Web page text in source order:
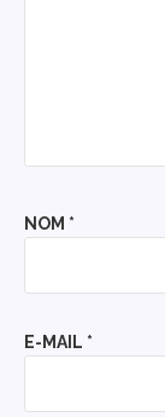
NOM *
E-MAIL *